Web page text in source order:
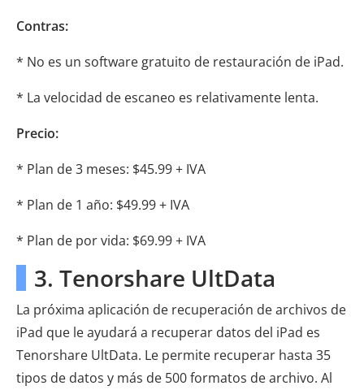
Contras:
* No es un software gratuito de restauración de iPad.
* La velocidad de escaneo es relativamente lenta.
Precio:
* Plan de 3 meses: $45.99 + IVA
* Plan de 1 año: $49.99 + IVA
* Plan de por vida: $69.99 + IVA
3. Tenorshare UltData
La próxima aplicación de recuperación de archivos de
iPad que le ayudará a recuperar datos del iPad es
Tenorshare UltData. Le permite recuperar hasta 35
tipos de datos y más de 500 formatos de archivo. Al